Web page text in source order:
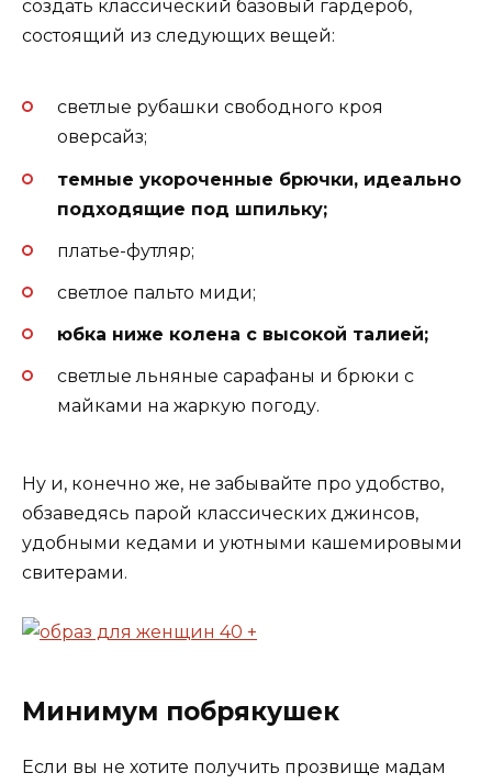
создать классический базовый гардероб,
состоящий из следующих вещей:
светлые рубашки свободного кроя
оверсайз;
темные укороченные брючки, идеально
подходящие под шпильку;
платье-футляр;
светлое пальто миди;
юбка ниже колена с высокой талией;
светлые льняные сарафаны и брюки с
майками на жаркую погоду.
Ну и, конечно же, не забывайте про удобство,
обзаведясь парой классических джинсов,
удобными кедами и уютными кашемировыми
свитерами.
Минимум побрякушек
Если вы не хотите получить прозвище мадам